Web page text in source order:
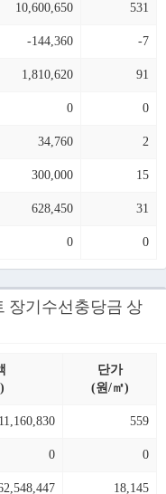
10,600,650 531
-144,360 -7
1,810,620 91
0 0
34,760 2
300,000 15
628,450 31
0 0
장기수선충당금 상
단가
(원/㎡)
11,160,830 559
0 0
18,145